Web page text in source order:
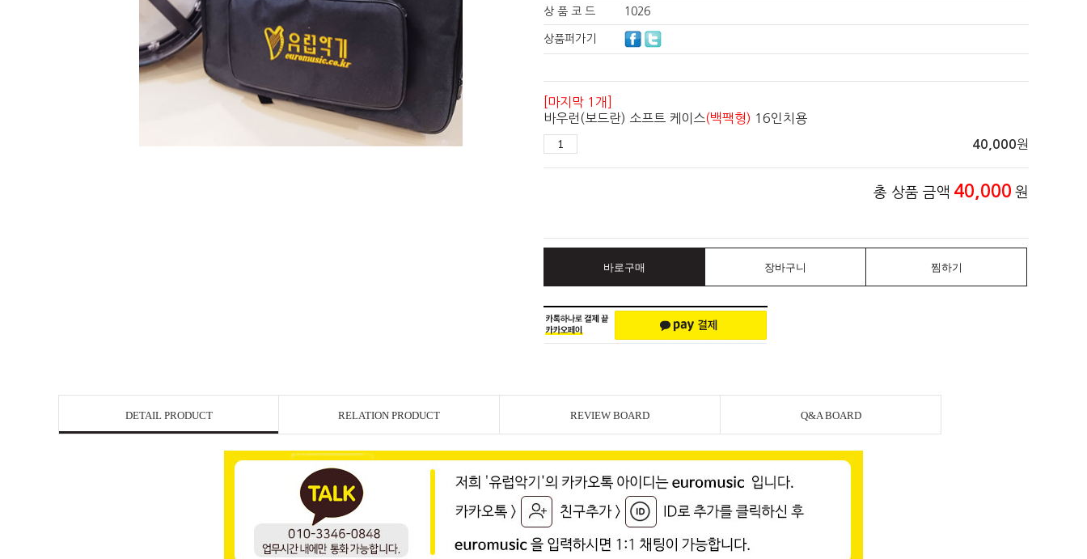
상 품 코 드 1026
상품퍼가기
[마지막 1개]
바우런(보드란) 소프트 케이스(백팩형) 16인치용
40,000원
총 상품 금액 40,000 원
바로구매 장바구니 찜하기
DETAIL PRODUCT RELATION PRODUCT REVIEW BOARD Q&A BOARD